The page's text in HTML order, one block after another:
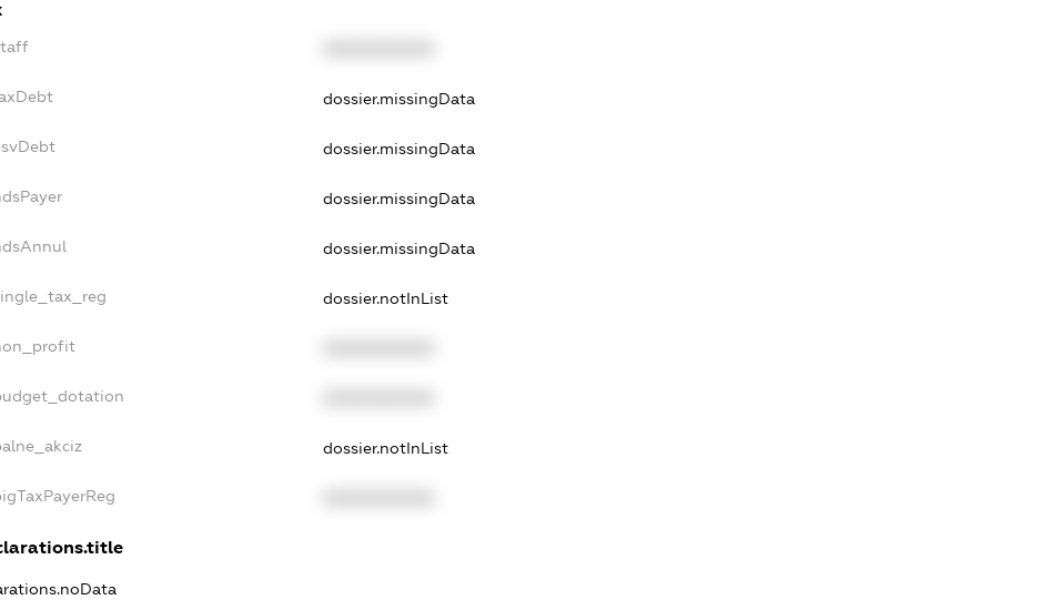
dossier.missingData
dossier.missingData
dossier.missingData
dossier.missingData
dossier.notInList
dossier.notInList